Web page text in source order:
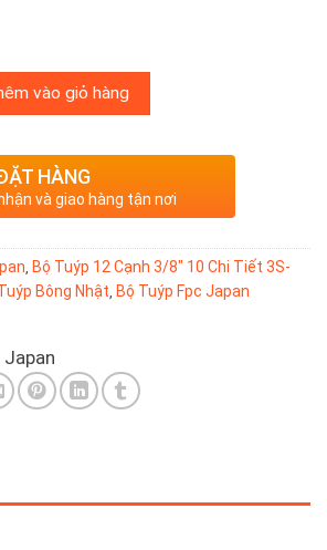
10 chi tiết 3S-S10W FPC Japan số
vào giỏ hàng
HÀNG
và giao hàng tận nơi
, Bộ Tuýp 12 Cạnh 3/8″ 10 Chi Tiết 3S-
Bông Nhật, Bộ Tuýp Fpc Japan